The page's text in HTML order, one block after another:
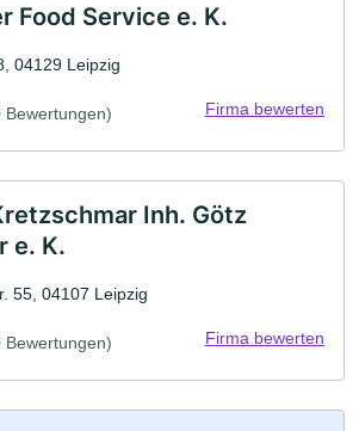
Food Service e. K.
04129 Leipzig
Bewertungen) Firma bewerten
Inh. Götz
e. K.
55, 04107 Leipzig
Bewertungen) Firma bewerten